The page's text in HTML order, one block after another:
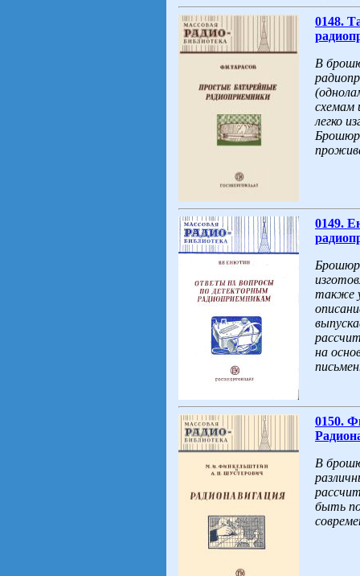
0148.
В
схемам
легко
0149.
также
на
0150.
В
быть